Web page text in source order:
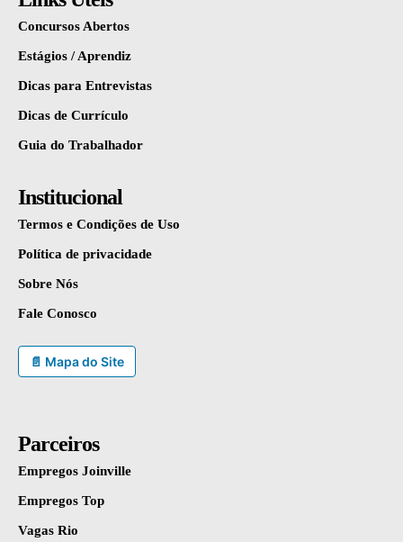
Concursos Abertos
Estágios / Aprendiz
Dicas para Entrevistas
Dicas de Currículo
Guia do Trabalhador
Institucional
Termos e Condições de Uso
Política de privacidade
Sobre Nós
Fale Conosco
📄 Mapa do Site
Parceiros
Empregos Joinville
Empregos Top
Vagas Rio